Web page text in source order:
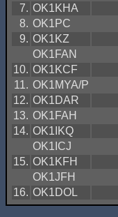
7. OK1KHA
8. OK1PC
9. OK1KZ
OK1FAN
10. OK1KCF
11. OK1MYA/P
12. OK1DAR
13. OK1FAH
14. OK1IKQ
OK1ICJ
15. OK1KFH
OK1JFH
16. OK1DOL